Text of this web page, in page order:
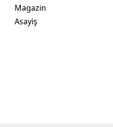
Magazin
Asayiş